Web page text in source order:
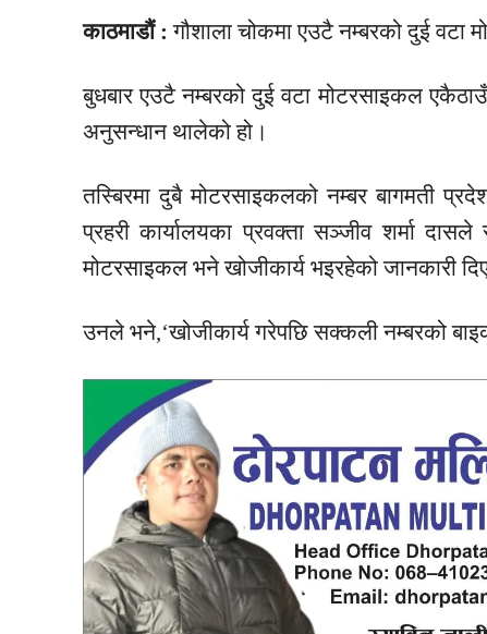
काठमाडौं : गौशाला चोकमा एउटै नम्बरको दुई
बुधबार एउटै नम्बरको दुई वटा मोटरसाइकल
अनुसन्धान थालेको हो।
तस्बिरमा दुबै मोटरसाइकलको नम्बर बागमती
प्रहरी कार्यालयका प्रवक्ता सञ्जीव शर्मा
मोटरसाइकल भने खोजीकार्य भइरहेको जानकारी
उनले भने,‘खोजीकार्य गरेपछि सक्कली नम्बरको